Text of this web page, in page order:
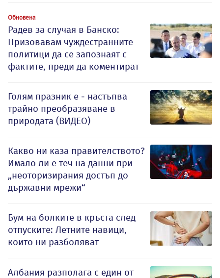
Обновена
Радев за случая в Банско:
Призовавам чуждестранните
политици да се запознаят с
фактите, преди да коментират
Голям празник е - настъпва
трайно преобразяване в
природата (ВИДЕО)
Какво ни каза правителството?
Имало ли е теч на данни при
„неоторизирания достъп до
държавни мрежи“
Бум на болките в кръста след
отпуските: Летните навици,
които ни разболяват
Албания разполага с един от